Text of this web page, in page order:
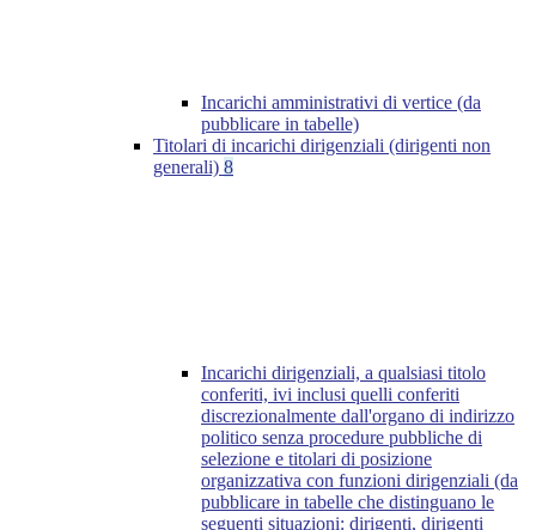
Incarichi amministrativi di vertice (da
pubblicare in tabelle)
Titolari di incarichi dirigenziali (dirigenti non
generali) 8
Incarichi dirigenziali, a qualsiasi titolo
conferiti, ivi inclusi quelli conferiti
discrezionalmente dall'organo di indirizzo
politico senza procedure pubbliche di
selezione e titolari di posizione
organizzativa con funzioni dirigenziali (da
pubblicare in tabelle che distinguano le
seguenti situazioni: dirigenti, dirigenti